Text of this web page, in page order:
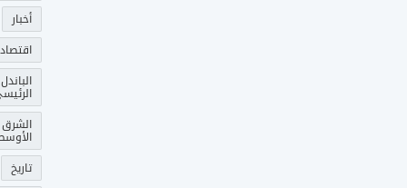
أخبار
اقتصاد
الباندل
الشرق
تاريخ